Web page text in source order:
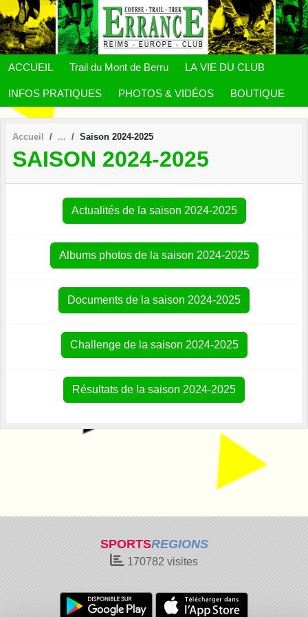
ACCUEIL Trail du Mont de Berru LA VIE DU CLUB
INFOS PRATIQUES PHOTOS & VIDÉOS BOUTIQUE
Accueil Saison 2024-2025
SAISON 2024-2025
Actualités de la saison 2024-2025
Albums photos de la saison 2024-2025
Documents de la saison 2024-2025
Challenge de la saison 2024-2025
Résultats de la saison 2024-2025
SPORTSREGIONS
170782 visites
Panneau de gestion des cookies